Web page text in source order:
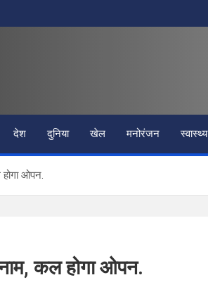
देश दुनिया खेल मनोरंजन स्वास्थ्य
ओपन.
कल होगा ओपन.